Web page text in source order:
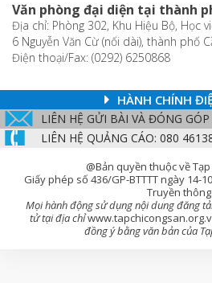
Văn phòng đại diện tại thành
Địa chỉ: Phòng 302, Khu Hiệu Bộ, Học
6 Nguyễn Văn Cừ (nối dài), thành phố
Điện thoại/Fax: (0292) 6250868
HÀNH CHÍNH
LIÊN HỆ GỬI BÀI VÀ ĐÓNG GÓP
LIÊN HỆ QUẢNG CÁO: 080
@Bản quyền thuộc về
Giấy phép số 436/GP-BTTTT ngày 14-
Truyền thông.
Mọi hành động sử dụng nội dung đăng
tử tại địa chỉ
đồng ý bằng văn bản của